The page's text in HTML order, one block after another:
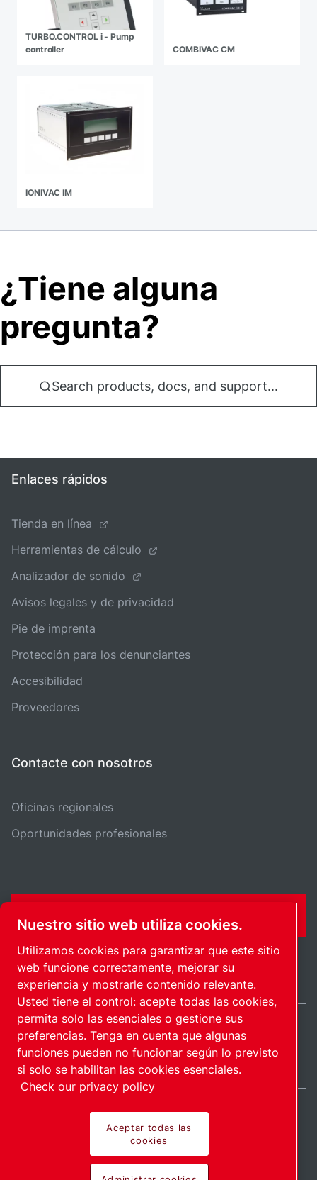
TURBO.CONTROL i - Pump
controller
COMBIVAC CM
IONIVAC IM
¿Tiene alguna
pregunta?
Search products, docs, and support...
Enlaces rápidos
Tienda en línea
Herramientas de cálculo
Analizador de sonido
Avisos legales y de privacidad
Pie de imprenta
Protección para los denunciantes
Accesibilidad
Proveedores
Contacte con nosotros
Oficinas regionales
Oportunidades profesionales
Mapa del sitioAdministrar cookies © 2026 Copyright.
International / ES
Pioneering products.
Nuestro sitio web utiliza cookies.
Utilizamos cookies para garantizar que este sitio
web funcione correctamente, mejorar su
experiencia y mostrarle contenido relevante.
Usted tiene el control: acepte todas las cookies,
permita solo las esenciales o gestione sus
preferencias. Tenga en cuenta que algunas
funciones pueden no funcionar según lo previsto
si solo se habilitan las cookies esenciales.
Check our privacy policy
Aceptar todas las
cookies